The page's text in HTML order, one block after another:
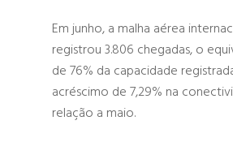
Em junho, a malha aérea
registrou 3.806 chegadas, o
de 76% da capacidade
acréscimo de 7,29% na
relação a maio.